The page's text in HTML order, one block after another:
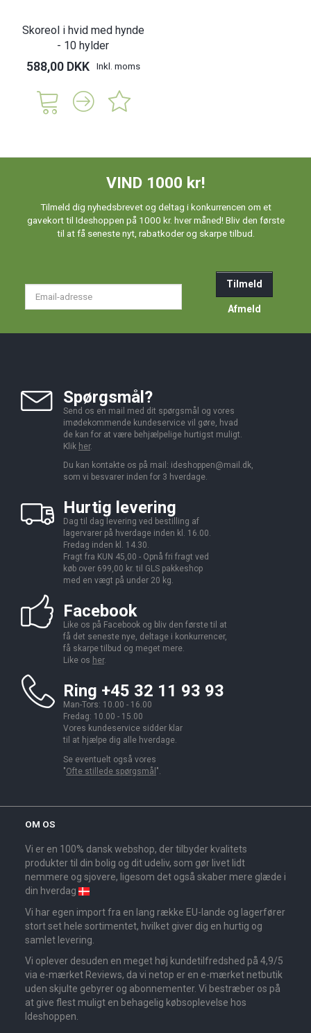
Skoreol i hvid med hynde
- 10 hylder
588,00 DKK Inkl. moms
VIND 1000 kr!
Tilmeld dig nyhedsbrevet og deltag i konkurrencen om et
gavekort til Ideshoppen på 1000 kr. hver måned! Bliv den første
til at få seneste nyt, rabatkoder og skarpe tilbud.
Tilmeld
Afmeld
Spørgsmål?
Send os en mail med dit spørgsmål og vores
imødekommende kundeservice vil gøre, hvad
de kan for at være behjælpelige hurtigst muligt.
Klik her.
Du kan kontakte os på mail: ideshoppen@mail.dk,
som vi besvarer inden for 3 hverdage.
Hurtig levering
Dag til dag levering ved bestilling af
lagervarer på hverdage inden kl. 16.00.
Fredag inden kl. 14.30.
Fragt fra KUN 45,00 - Opnå fri fragt ved
køb over 699,00 kr. til GLS pakkeshop
med en vægt på under 20 kg.
Facebook
Like os på Facebook og bliv den første til at
få det seneste nye, deltage i konkurrencer,
få skarpe tilbud og meget mere.
Like os her.
Ring +45 32 11 93 93
Man-Tors: 10.00 - 16.00
Fredag: 10.00 - 15.00
Vores kundeservice sidder klar
til at hjælpe dig alle hverdage.
Se eventuelt også vores
"Ofte stillede spørgsmål ".
OM OS
Vi er en 100% dansk webshop, der tilbyder kvalitets
produkter til din bolig og dit udeliv, som gør livet lidt
nemmere og sjovere, ligesom det også skaber mere glæde i
din hverdag
Vi har egen import fra en lang række EU-lande og lagerfører
stort set hele sortimentet, hvilket giver dig en hurtig og
samlet levering.
Vi oplever desuden en meget høj kundetilfredshed på 4,9/5
via e-mærket Reviews, da vi netop er en e-mærket netbutik
uden skjulte gebyrer og abonnementer. Vi bestræber os på
at give flest muligt en behagelig købsoplevelse hos
Ideshoppen.